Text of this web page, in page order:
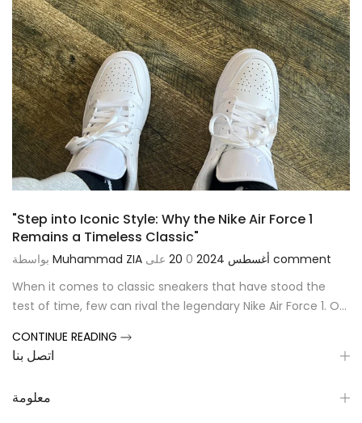
"Step into Iconic Style: Why the Nike Air Force 1
Remains a Timeless Classic"
بواسطة Muhammad ZIA على 20 أغسطس 2024 comment
When it comes to classic sneakers that have stood the
test of time, few can rival the legendary Nike Air Force 1. O...
CONTINUE READING
اتصل بنا
معلومة
How can we help you?